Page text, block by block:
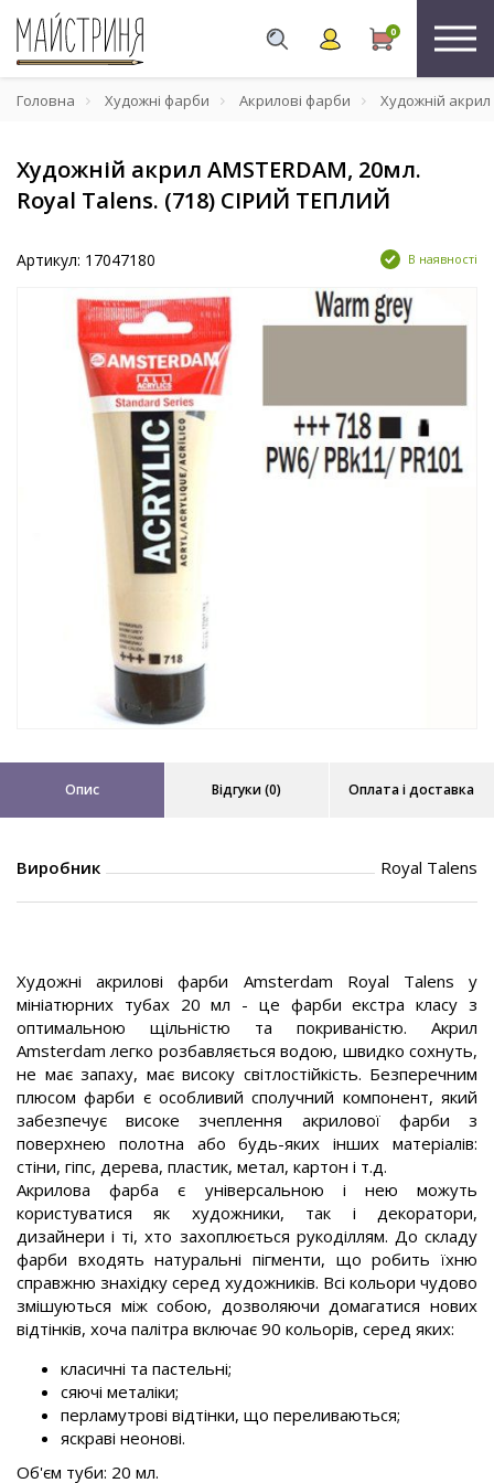
0
Головна Художні фарби Акрилові фарби Художній акрил
Художній акрил AMSTERDAM, 20мл.
Royal Talens. (718) СІРИЙ ТЕПЛИЙ
Артикул: 17047180 В наявності
Опис Відгуки (0) Оплата і доставка
Виробник Royal Talens
Художні акрилові фарби Amsterdam Royal Talens у
мініатюрних тубах 20 мл - це фарби екстра класу з
оптимальною щільністю та покриваністю. Акрил
Amsterdam легко розбавляється водою, швидко сохнуть,
не має запаху, має високу світлостійкість. Безперечним
плюсом фарби є особливий сполучний компонент, який
забезпечує високе зчеплення акрилової фарби з
поверхнею полотна або будь-яких інших матеріалів:
стіни, гіпс, дерева, пластик, метал, картон і т.д.
Акрилова фарба є універсальною і нею можуть
користуватися як художники, так і декоратори,
дизайнери і ті, хто захоплюється рукоділлям. До складу
фарби входять натуральні пігменти, що робить їхню
справжню знахідку серед художників. Всі кольори чудово
змішуються між собою, дозволяючи домагатися нових
відтінків, хоча палітра включає 90 кольорів, серед яких:
класичні та пастельні;
сяючі металіки;
перламутрові відтінки, що переливаються;
яскраві неонові.
Об'єм туби: 20 мл.